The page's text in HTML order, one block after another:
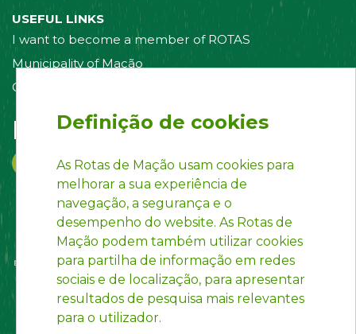
USEFUL LINKS
I want to become a member of ROTAS
Municipality of Mação
Contact us
Follow us on:
Definição de cookies
As Rotas de Mação usam cookies para
melhorar a sua experiência de
navegação, a segurança e o
desempenho do website. As Rotas de
Mação podem também utilizar cookies
para partilha de informação em redes
sociais e de localização, para apresentar
resultados de pesquisa mais relevantes
para o utilizador.